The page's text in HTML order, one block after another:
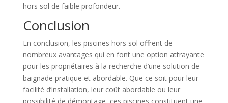
hors sol de faible profondeur.
Conclusion
En conclusion, les piscines hors sol offrent de
nombreux avantages qui en font une option attrayante
pour les propriétaires à la recherche d’une solution de
baignade pratique et abordable. Que ce soit pour leur
facilité d’installation, leur coût abordable ou leur